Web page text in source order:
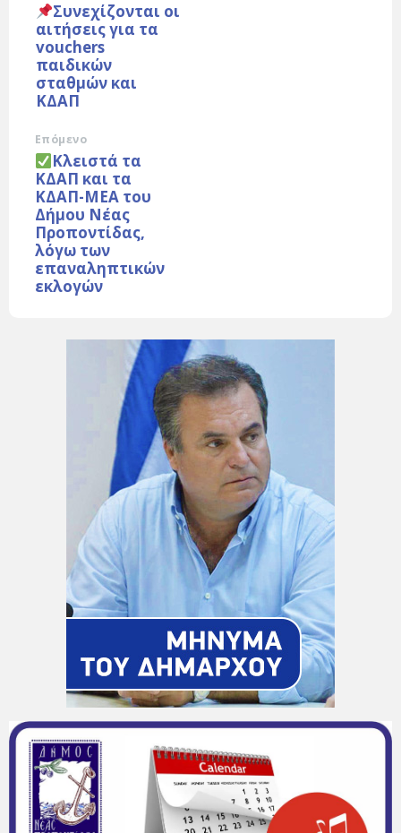
Συνεχίζονται οι
αιτήσεις για τα
vouchers
παιδικών
σταθμών και
ΚΔΑΠ
Επόμενο
Κλειστά τα
ΚΔΑΠ και τα
ΚΔΑΠ-ΜΕΑ του
Δήμου Νέας
Προποντίδας,
λόγω των
επαναληπτικών
εκλογών